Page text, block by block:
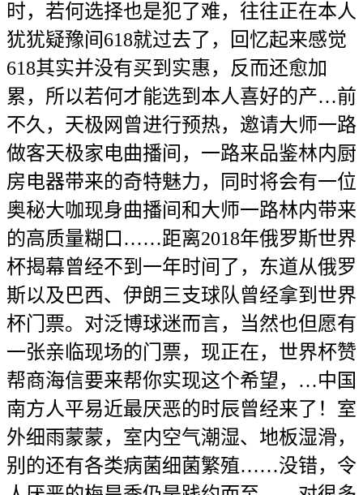
时，若何选择也是犯了难，往往正在本人
犹犹疑豫间618就过去了，回忆起来感觉
618其实并没有买到实惠，反而还愈加
累，所以若何才能选到本人喜好的产…前
不久，天极网曾进行预热，邀请大师一路
做客天极家电曲播间，一路来品鉴林内厨
房电器带来的奇特魅力，同时将会有一位
奥秘大咖现身曲播间和大师一路林内带来
的高质量糊口……距离2018年俄罗斯世界
杯揭幕曾经不到一年时间了，东道从俄罗
斯以及巴西、伊朗三支球队曾经拿到世界
杯门票。对泛博球迷而言，当然也但愿有
一张亲临现场的门票，现正在，世界杯赞
帮商海信要来帮你实现这个希望，…中国
南方人平易近最厌恶的时辰曾经来了！室
外细雨蒙蒙，室内空气潮湿、地板湿滑，
别的还有各类病菌细菌繁殖……没错，令